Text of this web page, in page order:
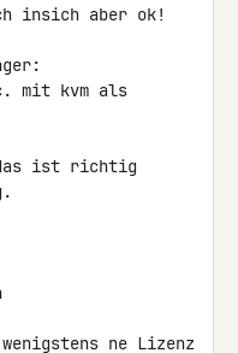
insich aber ok!
mit kvm als
das ist richtig
ne Lizenz